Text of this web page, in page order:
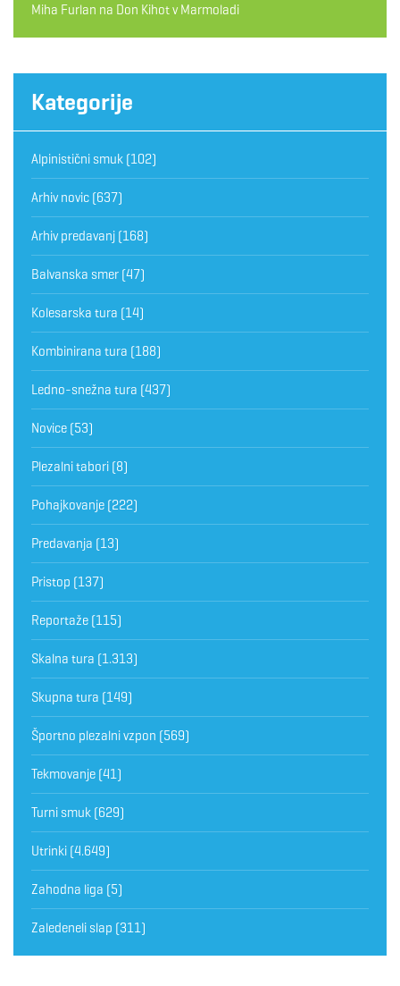
Miha Furlan na Don Kihot v Marmoladi
Kategorije
Alpinistični smuk (102)
Arhiv novic (637)
Arhiv predavanj (168)
Balvanska smer (47)
Kolesarska tura (14)
Kombinirana tura (188)
Ledno-snežna tura (437)
Novice (53)
Plezalni tabori (8)
Pohajkovanje (222)
Predavanja (13)
Pristop (137)
Reportaže (115)
Skalna tura (1.313)
Skupna tura (149)
Športno plezalni vzpon (569)
Tekmovanje (41)
Turni smuk (629)
Utrinki (4.649)
Zahodna liga (5)
Zaledeneli slap (311)